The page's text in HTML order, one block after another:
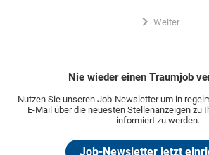
Weiter
Nie wieder einen Traumjob
Nutzen Sie unseren Job-Newsletter um in
E-Mail über die neuesten Stellenanzeigen zu
informiert zu werden.
Job-Newsletter jetzt